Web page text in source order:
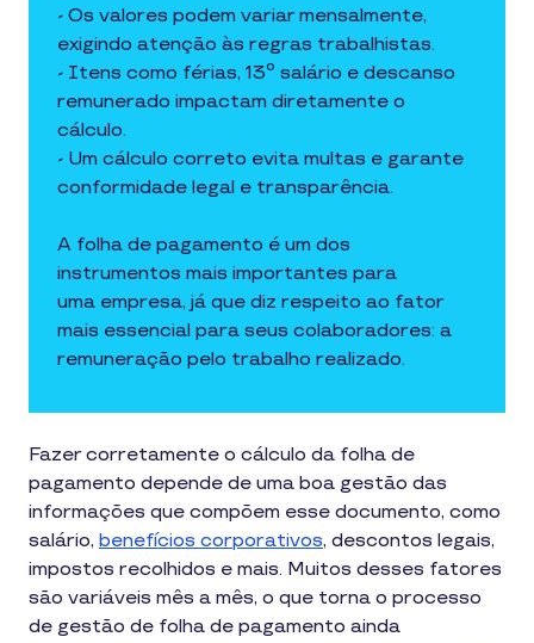
- Os valores podem variar mensalmente,
exigindo atenção às regras trabalhistas.
- Itens como férias, 13º salário e descanso
remunerado impactam diretamente o
cálculo.
- Um cálculo correto evita multas e garante
conformidade legal e transparência.
A folha de pagamento é um dos
instrumentos mais importantes para
uma empresa, já que diz respeito ao fator
mais essencial para seus colaboradores: a
remuneração pelo trabalho realizado.
Fazer corretamente o cálculo da folha de
pagamento depende de uma boa gestão das
informações que compõem esse documento, como
salário, benefícios corporativos, descontos legais,
impostos recolhidos e mais. Muitos desses fatores
são variáveis mês a mês, o que torna o processo
de gestão de folha de pagamento ainda